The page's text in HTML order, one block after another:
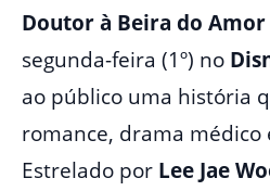
Doutor à Beira do Amor
segunda-feira (1º) no
ao público uma história
romance, drama médico
Estrelado por Lee Jae